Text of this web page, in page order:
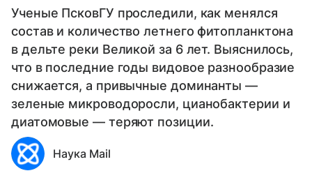
Ученые ПсковГУ проследили, как менялся
состав и количество летнего фитопланктона
в дельте реки Великой за 6 лет. Выяснилось,
что в последние годы видовое разнообразие
снижается, а привычные доминанты —
зеленые микроводоросли, цианобактерии и
диатомовые — теряют позиции.
Наука Mail